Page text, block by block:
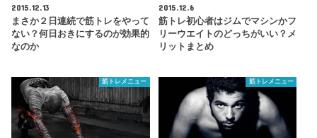
2015.12.13
まさか２日連続で筋トレをやって
ない？何日おきにするのが効果的
なのか
2015.12.6
筋トレ初心者はジムでマシンかフ
リーウエイトのどっちがいい？メ
リットまとめ
筋トレメニュー 筋トレメニュー